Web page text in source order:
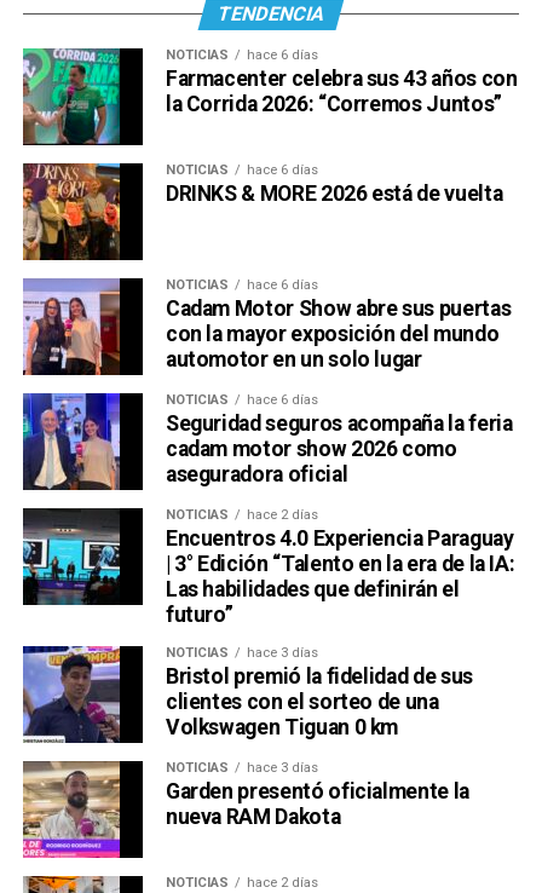
TENDENCIA
NOTICIAS hace 6 días
Farmacenter celebra sus 43 años con
la Corrida 2026: “Corremos Juntos”
NOTICIAS hace 6 días
DRINKS & MORE 2026 está de vuelta
NOTICIAS hace 6 días
Cadam Motor Show abre sus puertas
con la mayor exposición del mundo
automotor en un solo lugar
NOTICIAS hace 6 días
Seguridad seguros acompaña la feria
cadam motor show 2026 como
aseguradora oficial
NOTICIAS hace 2 días
Encuentros 4.0 Experiencia Paraguay
| 3° Edición “Talento en la era de la IA:
Las habilidades que definirán el
futuro”
NOTICIAS hace 3 días
Bristol premió la fidelidad de sus
clientes con el sorteo de una
Volkswagen Tiguan 0 km
NOTICIAS hace 3 días
Garden presentó oficialmente la
nueva RAM Dakota
NOTICIAS hace 2 días